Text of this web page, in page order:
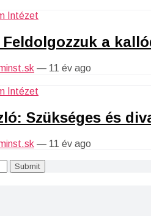
Intézet
Feldolgozzuk a
— 11 év ago
Intézet
Szükséges és
— 11 év ago